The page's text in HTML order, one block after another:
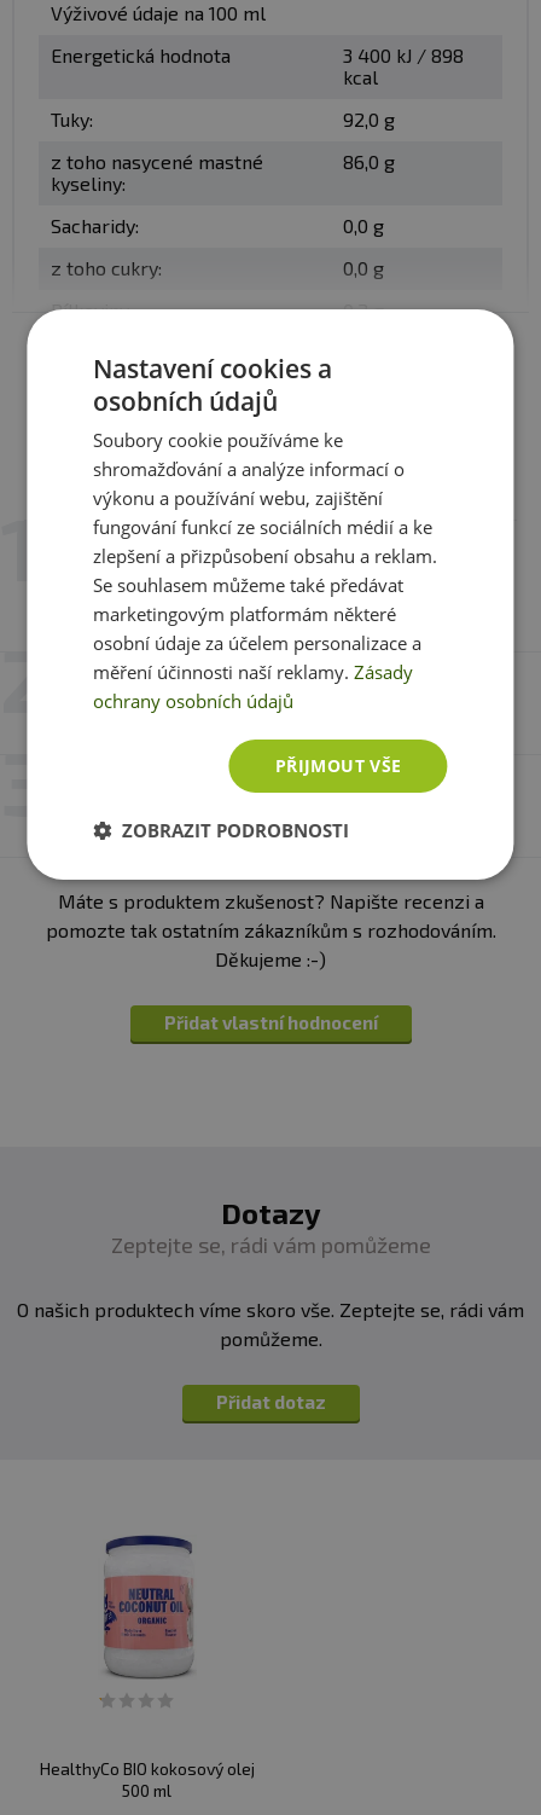
Nevystavujte přímému slunečnímu záření. Chraňte před
skladováním a použitím.
Upozornění pro alergiky:
Alergeny ve složení produktu
Výživové údaje na 100 ml
Energetická hodnota
3 400 kJ / 898
kcal
Tuky:
92,0 g
z toho nasycené mastné
kyseliny:
86,0 g
Sacharidy:
0,0 g
z toho cukry:
0,0 g
Bílkoviny:
0,2 g
Složení:Kokosový olej* lisovaný za studena. * produkt
kontrolovaného ekologického zemědělství
Recenze Hodnotili již 3 zákazníci
15. 6. 2023 v 18:53
Martina
Normální kokosový olej ,není co vytknout
6. 4. 2023 v 15:26
Michal Sršeň
2. 3. 2021 v 21:35
Máte s produktem zkušenost? Napište recenzi a
pomozte tak ostatním zákazníkům s rozhodováním.
Děkujeme :-)
Přidat vlastní hodnocení
Dotazy
Zeptejte se, rádi vám pomůžeme
O našich produktech víme skoro vše. Zeptejte se, rádi vám
pomůžeme.
Přidat dotaz
HealthyCo BIO kokosový olej
500 ml
Nastavení cookies a
osobních údajů
Soubory cookie používáme ke
shromažďování a analýze informací o
výkonu a používání webu, zajištění
fungování funkcí ze sociálních médií a ke
zlepšení a přizpůsobení obsahu a reklam.
Se souhlasem můžeme také předávat
marketingovým platformám některé
osobní údaje za účelem personalizace a
měření účinnosti naší reklamy.Zásady
ochrany osobních údajů
PŘIJMOUT VŠE
ZOBRAZIT PODROBNOSTI